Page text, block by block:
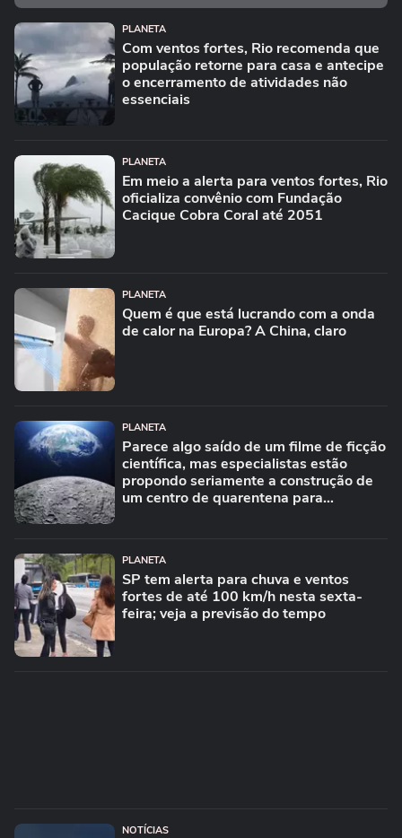
PLANETA
Com ventos fortes, Rio recomenda que
população retorne para casa e antecipe
o encerramento de atividades não
essenciais
PLANETA
Em meio a alerta para ventos fortes, Rio
oficializa convênio com Fundação
Cacique Cobra Coral até 2051
PLANETA
Quem é que está lucrando com a onda
de calor na Europa? A China, claro
PLANETA
Parece algo saído de um filme de ficção
científica, mas especialistas estão
propondo seriamente a construção de
um centro de quarentena para
PLANETA
SP tem alerta para chuva e ventos
fortes de até 100 km/h nesta sexta-
feira; veja a previsão do tempo
NOTÍCIAS